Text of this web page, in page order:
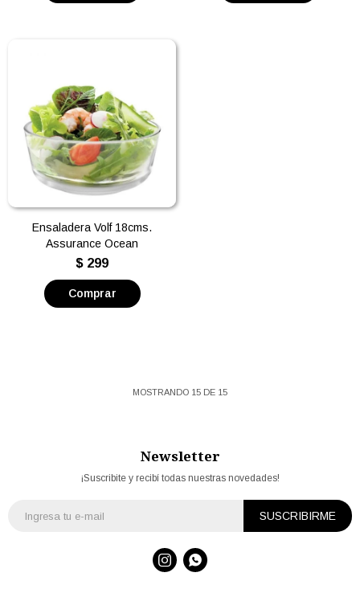
Ensaladera Volf 18cms.
Assurance Ocean
$ 299
MOSTRANDO 15 DE 15
Newsletter
¡Suscribite y recibí todas nuestras novedades!
SUSCRIBIRME
 